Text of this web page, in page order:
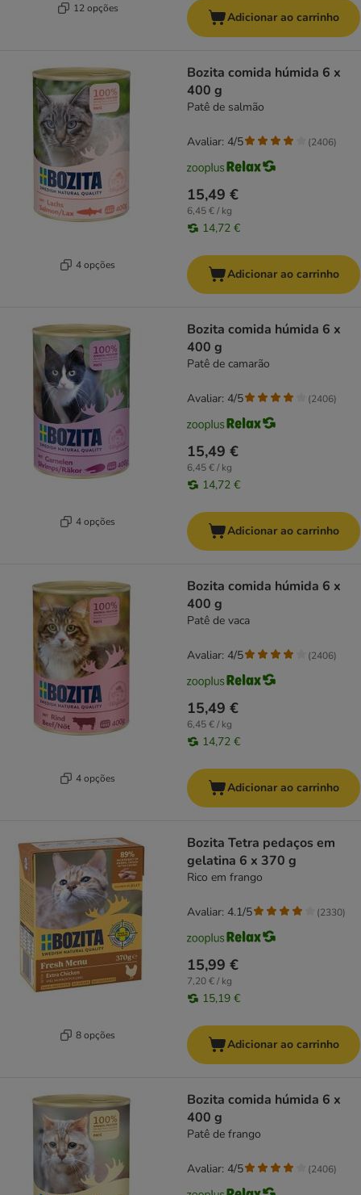
12 opções
Adicionar ao carrinho
4 opções
Bozita comida húmida 6 x
400 g
Patê de salmão
15,49 €
6,45 € / kg
14,72 €
Avaliar: 4/5 (2406)
Adicionar ao carrinho
4 opções
Bozita comida húmida 6 x
400 g
Patê de camarão
15,49 €
6,45 € / kg
14,72 €
Avaliar: 4/5 (2406)
Adicionar ao carrinho
4 opções
Bozita comida húmida 6 x
400 g
Patê de vaca
15,49 €
6,45 € / kg
14,72 €
Avaliar: 4/5 (2406)
Adicionar ao carrinho
8 opções
Bozita Tetra pedaços em
gelatina 6 x 370 g
Rico em frango
15,99 €
7,20 € / kg
15,19 €
Avaliar: 4.1/5 (2330)
Adicionar ao carrinho
Bozita comida húmida 6 x
400 g
Patê de frango
Avaliar: 4/5 (2406)